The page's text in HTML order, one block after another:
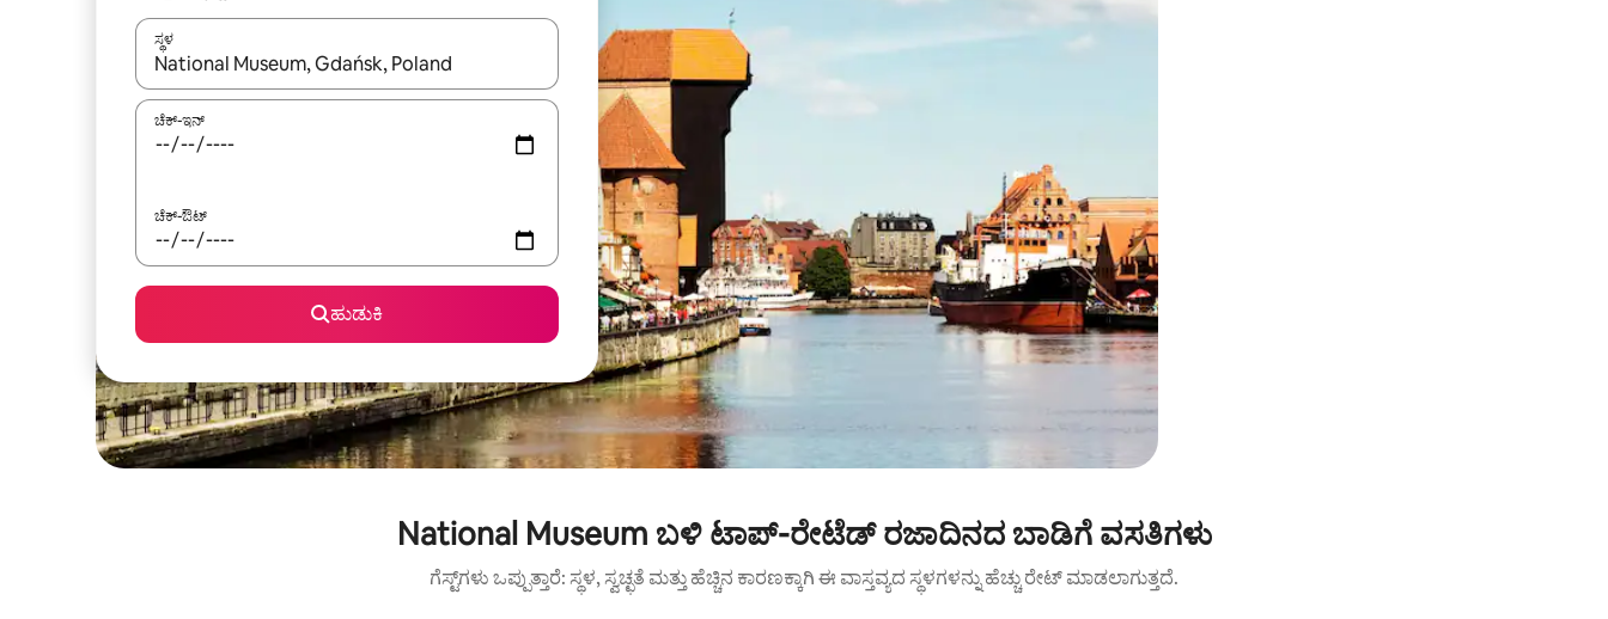
ಸ್ಥಳ
ಫಲಿತಾಂಶಗಳು ಲಭ್ಯವಿರುವಾಗ, ಅಪ್ ಮತ್ತು ಡೌನ್ ಬಾಣದ ಕೀಲಿಗಳೊಂದಿಗೆ ನ್ಯಾವಿಗೇಟ್ ಮಾಡಿ ಅಥವಾ ಸ್ಪರ್ಶ ಅಥವಾ ಸ್ವೈಪ್ ಗೆಸ್ಚರ್‌ಗಳ ಮೂಲಕ ಅನ್ವೇಷಿಸಿ.
ಚೆಕ್-ಇನ್
ಚೆಕ್-ಔಟ್
ಹುಡುಕಿ
National Museum ಬಳಿ ಟಾಪ್-ರೇಟೆಡ್ ರಜಾದಿನದ ಬಾಡಿಗೆ ವಸತಿಗಳು
ಗೆಸ್ಟ್‌ಗಳು ಒಪ್ಪುತ್ತಾರೆ: ಸ್ಥಳ, ಸ್ವಚ್ಛತೆ ಮತ್ತು ಹೆಚ್ಚಿನ ಕಾರಣಕ್ಕಾಗಿ ಈ ವಾಸ್ತವ್ಯದ ಸ್ಥಳಗಳನ್ನು ಹೆಚ್ಚು ರೇಟ್ ಮಾಡಲಾಗುತ್ತದೆ.